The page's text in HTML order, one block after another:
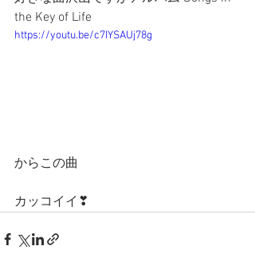
the Key of Life
https://youtu.be/c7IYSAUj78g
からこの曲
カッコイイ❣